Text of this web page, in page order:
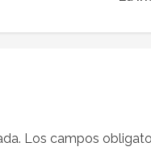
Los campos